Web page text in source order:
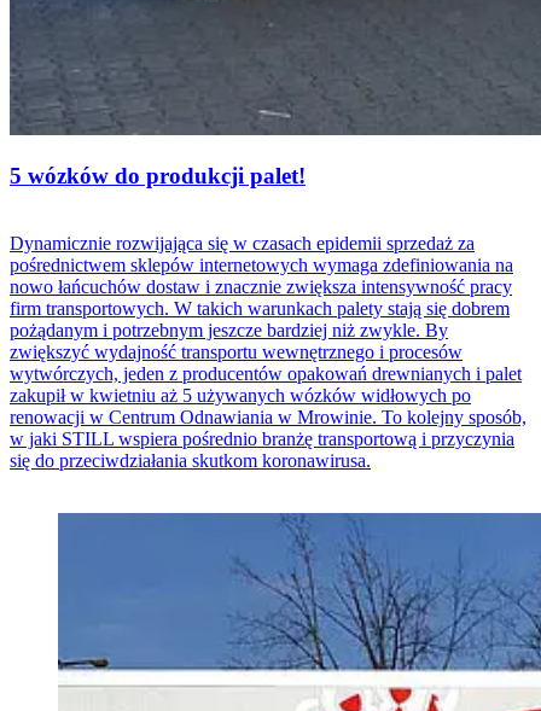
5 wózków do produkcji palet!
Dynamicznie rozwijająca się w czasach epidemii sprzedaż za
pośrednictwem sklepów internetowych wymaga zdefiniowania na
nowo łańcuchów dostaw i znacznie zwiększa intensywność pracy
firm transportowych. W takich warunkach palety stają się dobrem
pożądanym i potrzebnym jeszcze bardziej niż zwykle. By
zwiększyć wydajność transportu wewnętrznego i procesów
wytwórczych, jeden z producentów opakowań drewnianych i palet
zakupił w kwietniu aż 5 używanych wózków widłowych po
renowacji w Centrum Odnawiania w Mrowinie. To kolejny sposób,
w jaki STILL wspiera pośrednio branżę transportową i przyczynia
się do przeciwdziałania skutkom koronawirusa.